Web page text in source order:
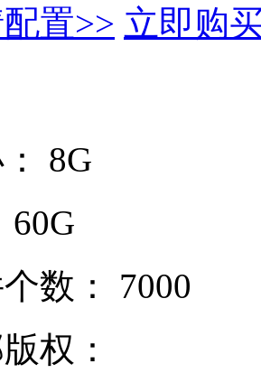
置>> 立即购
8G
60G
数：
7000
权：